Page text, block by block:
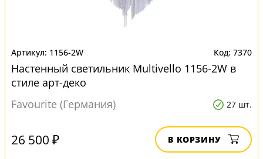
1156-2W 7370
Настенный светильник Multivello 1156-2W в
стиле арт-деко
Favourite (Германия)
27 шт.
26 500 ₽ В КОРЗИНУ